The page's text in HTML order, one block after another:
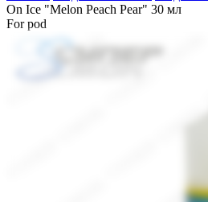
On Ice "Melon Peach Pear" 30 мл
For pod